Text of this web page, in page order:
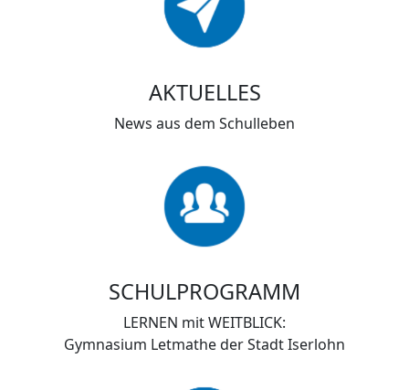
AKTUELLES
News aus dem Schulleben
SCHULPROGRAMM
LERNEN mit WEITBLICK:
Gymnasium Letmathe der Stadt Iserlohn